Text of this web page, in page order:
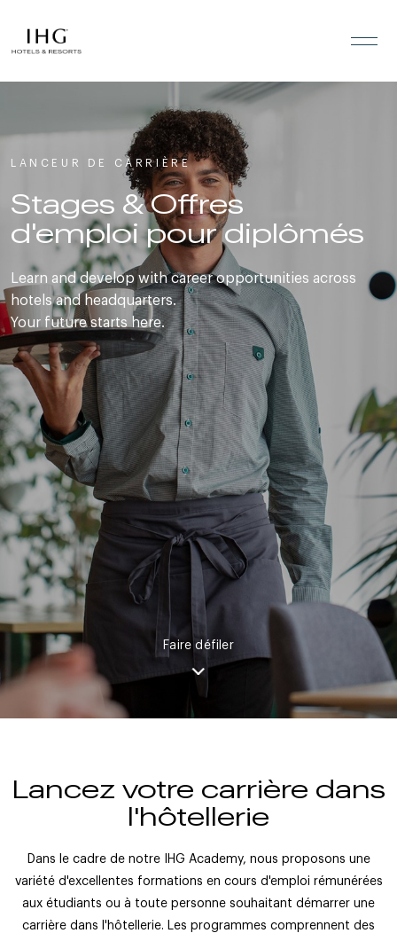
LANCEUR DE CARRIÈRE
Stages & Offres
d'emploi pour diplômés
Learn and develop with career opportunities across
hotels and headquarters.
Your future starts here.
Faire défiler
Lancez votre carrière dans
l'hôtellerie
Dans le cadre de notre IHG Academy, nous proposons une
variété d'excellentes formations en cours d'emploi rémunérées
aux étudiants ou à toute personne souhaitant démarrer une
carrière dans l'hôtellerie. Les programmes comprennent des